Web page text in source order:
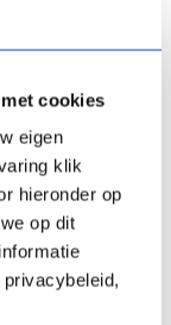
cookies
eigen
klik
hieronder op
op dit
van het
en